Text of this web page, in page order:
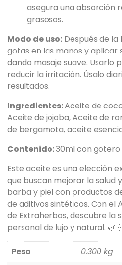
asegura una absorción
grasosos.
Modo de uso: Después de
gotas en las manos y aplicar
dando masaje suave. Usarlo
reducir la irritación. Úsalo
resultados.
Ingredientes:Aceite de
Aceite de jojoba, Aceite de
de bergamota, aceite
Contenido:30ml con
Este aceite es una elección
que buscan mejorar la salud
barba y piel con productos
de aditivos sintéticos. Con el
de Extraherbos, descubre la
personal de lujo y natural.
Peso
0.300 kg